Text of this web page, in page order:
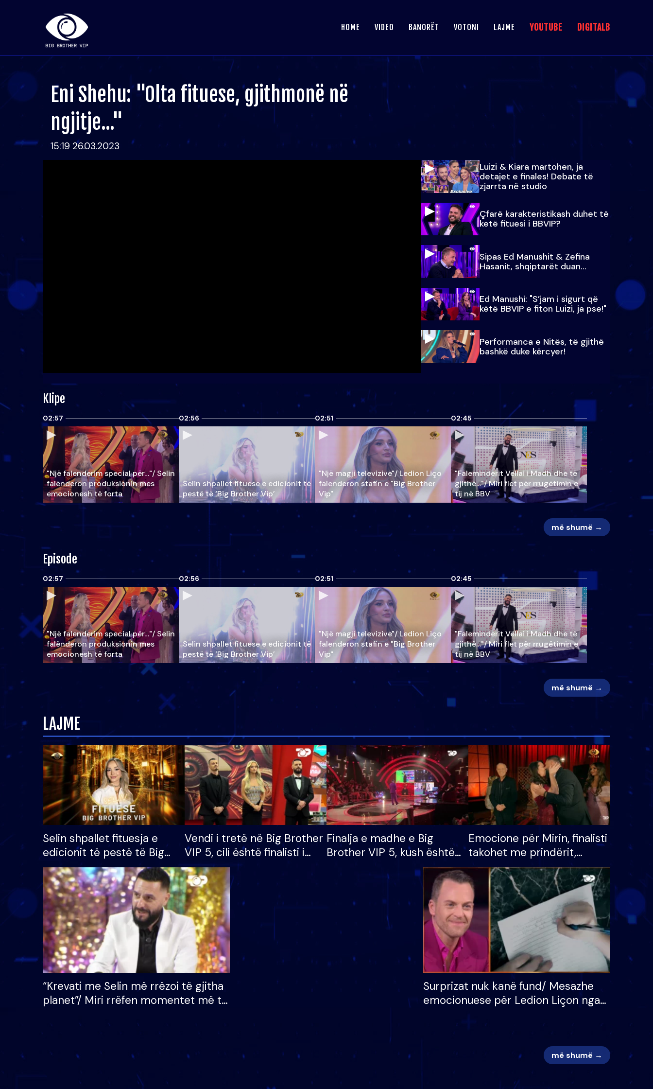
HOME VIDEO BANORËT VOTONI LAJME YOUTUBE DIGITALB
Eni Shehu: "Olta fituese, gjithmonë në
ngjitje..."
15:19 26.03.2023
Luizi & Kiara martohen, ja
detajet e finales! Debate të
zjarrta në studio
Çfarë karakteristikash duhet të
ketë fituesi i BBVIP?
Sipas Ed Manushit & Zefina
Hasanit, shqiptarët duan...
Ed Manushi: "S’jam i sigurt që
këtë BBVIP e fiton Luizi, ja pse!"
Performanca e Nitës, të gjithë
bashkë duke kërcyer!
Klipe
02:57
"Një falenderim special për…"/ Selin
falënderon produksionin mes
emocionesh të forta
02:56
Selin shpallet fituese e edicionit të
pestë të ‘Big Brother Vip’
02:51
"Një magji televizive"/ Ledion Liço
falenderon stafin e "Big Brother
Vip"
02:45
"Faleminderit Vëllai i Madh dhe të
gjithë…"/ Miri flet për rrugëtimin e
tij në BBV
më shumë →
Episode
02:57
"Një falenderim special për…"/ Selin
falënderon produksionin mes
emocionesh të forta
02:56
Selin shpallet fituese e edicionit të
pestë të ‘Big Brother Vip’
02:51
"Një magji televizive"/ Ledion Liço
falenderon stafin e "Big Brother
Vip"
02:45
"Faleminderit Vëllai i Madh dhe të
gjithë…"/ Miri flet për rrugëtimin e
tij në BBV
më shumë →
LAJME
Selin shpallet fituesja e
edicionit të pestë të Big
Brother VIP, rrëmben
çmimin e madh prej 100
mijë eurosh
Vendi i tretë në Big Brother
VIP 5, cili është finalisti i
radhës që lë shtëpinë
Finalja e madhe e Big
Brother VIP 5, kush është
banori i parë që lë shtëpinë
dhe humb mundësinë për
të fituar çmimin e madh
Emocione për Mirin, finalisti
takohet me prindërit,
vajzën dhe bashkëshorten:
S’kemi ndonjë letër divorci
apo jo?
“Krevati me Selin më rrëzoi të gjitha
planet”/ Miri rrëfen momentet më të
mungojë zilja e mëngjesit kur…
Surprizat nuk kanë fund/ Mesazhe
emocionuese për Ledion Liçon nga
më shumë →